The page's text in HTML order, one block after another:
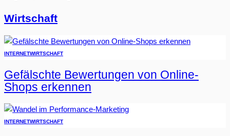
Wirtschaft
INTERNETWIRTSCHAFT
Gefälschte Bewertungen von Online-
Shops erkennen
INTERNETWIRTSCHAFT